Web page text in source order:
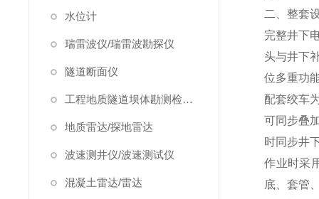
水位计
瑞雷波仪/瑞雷波勘探仪
隧道断面仪
工程地质隧道坝体勘测检测仪器
地质雷达/探地雷达
波速测井仪/波速测试仪
混凝土雷达/雷达
二、整套
完整井下
头与井下
位多重功
配套绞车
可同步叠
时同步井
作业时采
底、套管